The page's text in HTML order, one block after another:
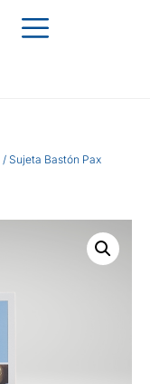
/ Sujeta Bastón Pax